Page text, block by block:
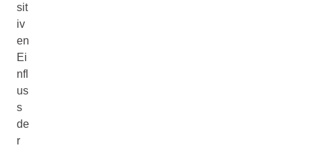
sit
iv
en
Ei
nfl
us
s
de
r